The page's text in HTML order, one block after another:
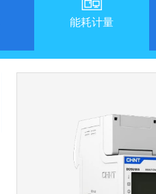
能耗计量